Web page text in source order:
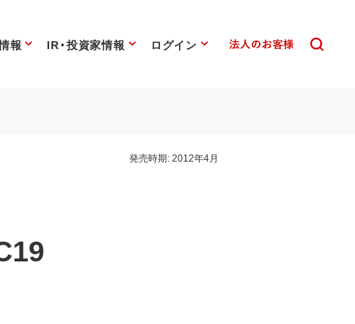
報 IR・投資家情報 ログイン
発売時期:2012年4月